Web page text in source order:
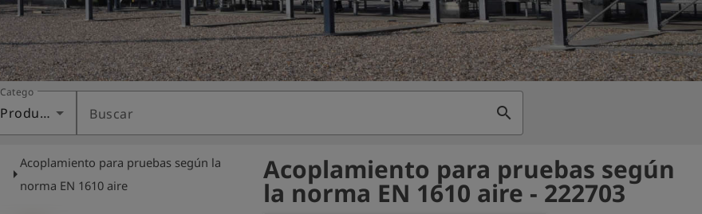
Categoría
Productos Buscar search
arrow_right
Acoplamiento para pruebas según la
norma EN 1610 aire
Acoplamiento para pruebas según
la norma EN 1610 aire - 222703